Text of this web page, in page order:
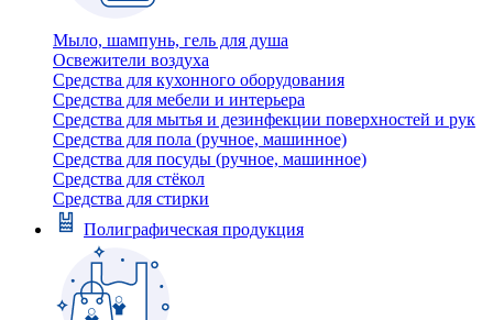
Мыло, шампунь, гель для душа
Освежители воздуха
Средства для кухонного оборудования
Средства для мебели и интерьера
Средства для мытья и дезинфекции поверхностей и рук
Средства для пола (ручное, машинное)
Средства для посуды (ручное, машинное)
Средства для стёкол
Средства для стирки
Полиграфическая продукция